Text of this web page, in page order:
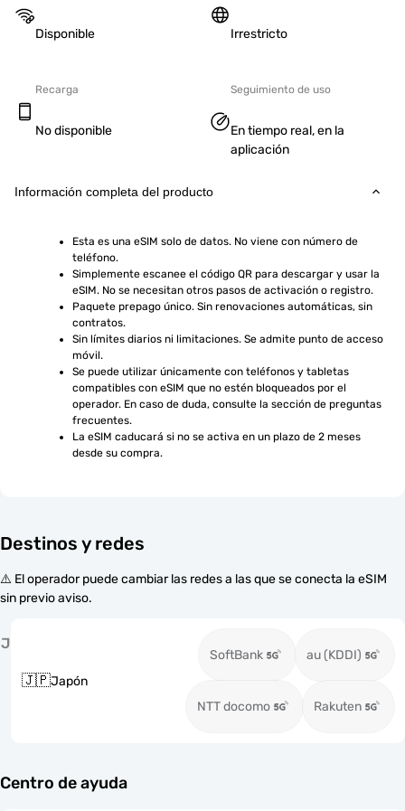
Disponible Irrestricto
Recarga
No disponible
Seguimiento de uso
En tiempo real, en la
aplicación
Información completa del producto
Esta es una eSIM solo de datos. No viene con número de
teléfono.
Simplemente escanee el código QR para descargar y usar la
eSIM. No se necesitan otros pasos de activación o registro.
Paquete prepago único. Sin renovaciones automáticas, sin
contratos.
Sin límites diarios ni limitaciones. Se admite punto de acceso
móvil.
Se puede utilizar únicamente con teléfonos y tabletas
compatibles con eSIM que no estén bloqueados por el
operador. En caso de duda, consulte la sección de preguntas
frecuentes.
La eSIM caducará si no se activa en un plazo de 2 meses
desde su compra.
Destinos y redes
⚠️ El operador puede cambiar las redes a las que se conecta la eSIM
sin previo aviso.
J
🇯🇵Japón
SoftBank au (KDDI)
NTT docomo Rakuten
Centro de ayuda